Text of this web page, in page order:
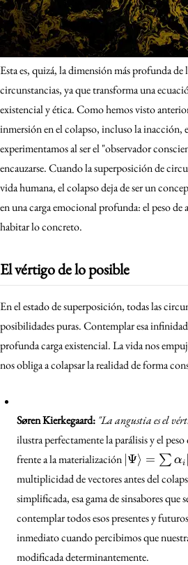
Esta es, quizá, la dimensión más profunda
circunstancias, ya que transforma una
existencial y ética. Como hemos visto
inmersión en el colapso, incluso la inacción,
experimentamos al ser el "observador
encauzarse. Cuando la superposición de
vida humana, el colapso deja de ser un
en una carga emocional profunda: el peso
habitar lo concreto.
El vértigo de lo posible
En el estado de superposición, todas las
posibilidades puras. Contemplar esa
profunda carga existencial. La vida nos
nos obliga a colapsar la realidad de forma
Søren Kierkegaard: "La angustia es el
ilustra perfectamente la parálisis y el
frente a la materialización
= \sum
\alpha_i
∣Ψ⟩ = ∑ αi
multiplicidad de vectores antes del
simplificada, esa gama de sinsabores que
contemplar todos esos presentes y
inmediato cuando percibimos que
modificada determinantemente.